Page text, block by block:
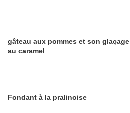
gâteau aux pommes et son glaçage
au caramel
Fondant à la pralinoise